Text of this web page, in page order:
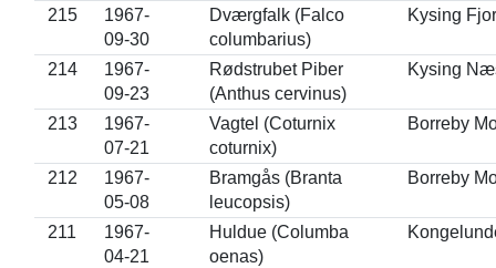
215
1967-
09-30
Dværgfalk (Falco
columbarius)
Kysing
214
1967-
09-23
Rødstrubet Piber
(Anthus cervinus)
Kysing
213
1967-
07-21
Vagtel (Coturnix
coturnix)
Borreby
212
1967-
05-08
Bramgås (Branta
leucopsis)
Borreby
211
1967-
04-21
Huldue (Columba
oenas)